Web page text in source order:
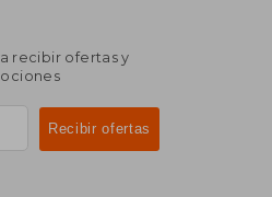
recibir ofertas y